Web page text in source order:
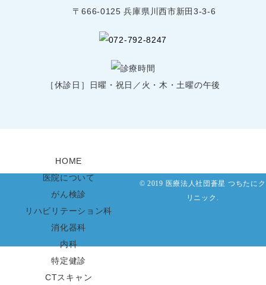
〒666-0125 兵庫県川西市新田3-3-6
［休診日］日曜・祝日／火・木・土曜の午後
HOME
医院について
がん検診
リハビリテーション科
消化器科
内科
特定健診
CTスキャン
© 2019 医療法人社団蒼星 つちたにク
リニック.